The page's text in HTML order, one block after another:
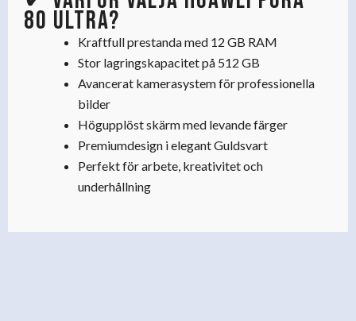
80 Ultra?
Kraftfull prestanda med 12 GB RAM
Stor lagringskapacitet på 512 GB
Avancerat kamerasystem för professionella
bilder
Högupplöst skärm med levande färger
Premiumdesign i elegant Guldsvart
Perfekt för arbete, kreativitet och
underhållning